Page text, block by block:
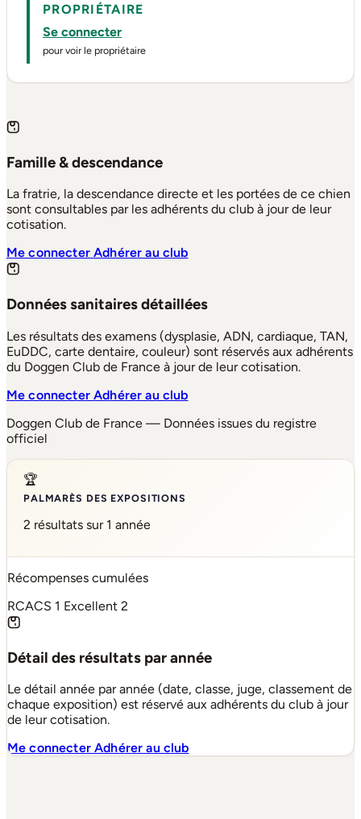
PROPRIÉTAIRE
Se connecter
pour voir le propriétaire
Famille & descendance
La fratrie, la descendance directe et les portées de ce chien
sont consultables par les adhérents du club à jour de leur
cotisation.
Me connecterAdhérer au club
Données sanitaires détaillées
Les résultats des examens (dysplasie, ADN, cardiaque, TAN,
EuDDC, carte dentaire, couleur) sont réservés aux adhérents
du Doggen Club de France à jour de leur cotisation.
Me connecterAdhérer au club
Doggen Club de France — Données issues du registre
officiel
🏆
PALMARÈS DES EXPOSITIONS
2 résultats sur 1 année
Récompenses cumulées
RCACS 1 Excellent 2
Détail des résultats par année
Le détail année par année (date, classe, juge, classement de
chaque exposition) est réservé aux adhérents du club à jour
de leur cotisation.
Me connecterAdhérer au club